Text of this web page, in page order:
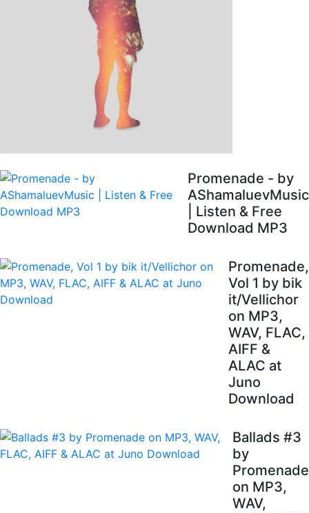
Promenade - by
AShamaluevMusic
| Listen & Free
Download MP3
Promenade,
Vol 1 by bik
it/Vellichor
on MP3,
WAV, FLAC,
AIFF &
ALAC at
Juno
Download
Ballads #3
by
Promenade
on MP3,
WAV,